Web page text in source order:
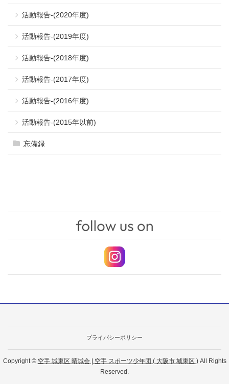
活動報告-(2020年度)
活動報告-(2019年度)
活動報告-(2018年度)
活動報告-(2017年度)
活動報告-(2016年度)
活動報告-(2015年以前)
忘備録
プライバシーポリシー
Copyright © 空手 城東区 晴城会 | 空手 スポーツ少年団 ( 大阪市 城東区 )All Rights
Reserved.